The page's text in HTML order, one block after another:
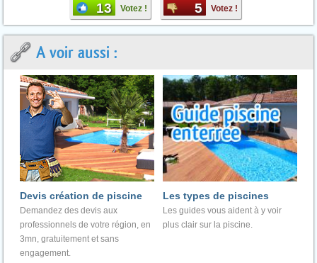
13 Votez ! 5 Votez !
A voir aussi :
Devis création de piscine
Demandez des devis aux
professionnels de votre région, en
3mn, gratuitement et sans
engagement.
Les types de piscines
Les guides vous aident à y voir
plus clair sur la piscine.